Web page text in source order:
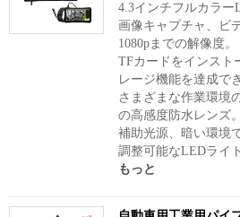
4.3インチフルカラー
画像キャプチャ、ビ
1080pまでの解像度。
TFカードをインスト
レージ機能を達成で
さまざまな作業環境
の高感度防水レンズ。
補助光源、暗い環境
調整可能なLEDライト
もっと